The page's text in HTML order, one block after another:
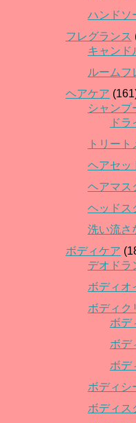
ハンドソ
フレグランス
キャンド
ルームフ
ヘアケア
シャンプ
ド
トリート
ヘアセッ
ヘアマス
ヘッドス
洗い流さ
ボディケア
デオドラ
ボディオ
ボディク
ボデ
ボデ
ボデ
ボディシ
ボディス